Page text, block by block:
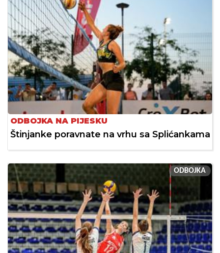
ODBOJKA NA PIJESKU
Štinjanke poravnate na vrhu sa Splićankama
ODBOJKA